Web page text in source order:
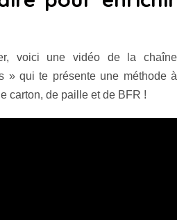
voici une vidéo de la chaîne
» qui te présente une méthode à
carton, de paille et de BFR !